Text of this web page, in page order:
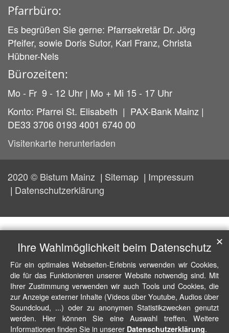
Pfarrbüro:
Es begrüßen Sie gerne: Pfarrsekretär Dr. Jörg
Pfeifer, sowie Doris Sutor, Karl Franz, Christa
Hübner-Nels
Bürozeiten:
Mo - Fr 9 - 12 Uhr | Mo + Mi 15 - 17 Uhr
Konto: Pfarrei St. Elisabeth | PAX-Bank Mainz |
DE33 3706 0193 4001 6740 00
Visitenkarte herunterladen
2020 © Bistum Mainz Sitemap
Impressum
Datenschutzerklärung
Ihre Wahlmöglichkeit beim Datenschutz
Für ein optimales Webseiten-Erlebnis verwenden wir Cookies,
die für das Funktionieren unserer Website notwendig sind. Mit
Ihrer Zustimmung verwenden wir auch Tools und Cookies, die
zur Anzeige externer Inhalte (Videos über Youtube, Audios über
Soundcloud, ...) oder zu anonymen Statistikzwecken genutzt
werden. Hier können Sie eine Auswahl treffen. Weitere
Informationen finden Sie in unserer Datenschutzerklärung.
✕